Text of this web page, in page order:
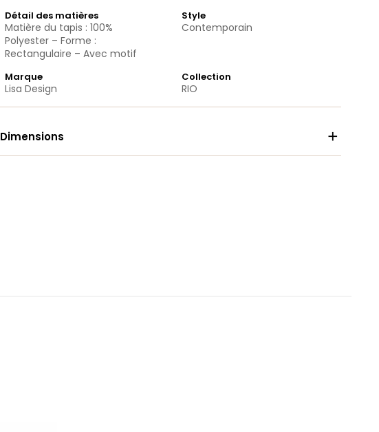
Détail des matières
Matière du tapis : 100%
Polyester – Forme :
Rectangulaire – Avec motif
Style
Contemporain
Marque
Lisa Design
Collection
RIO
Dimensions 